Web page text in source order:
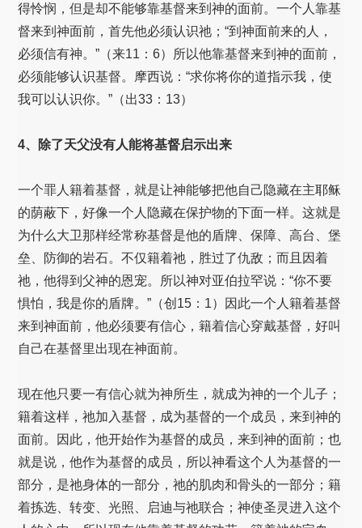
得怜悯，但是却不能够靠基督来到神的面前。一个人靠基
督来到神面前，首先他必须认识祂；“到神面前来的人，
必须信有神。”（来11：6）所以他靠基督来到神的面前，
必须能够认识基督。摩西说：“求你将你的道指示我，使
我可以认识你。”（出33：13）
4、除了天父没有人能将基督启示出来
一个罪人籍着基督，就是让神能够把他自己隐藏在主耶稣
的荫蔽下，好像一个人隐藏在保护物的下面一样。这就是
为什么大卫那样经常称基督是他的盾牌、保障、高台、堡
垒、防御的岩石。不仅籍着祂，胜过了仇敌；而且因着
祂，他得到父神的恩宠。所以神对亚伯拉罕说：“你不要
惧怕，我是你的盾牌。”（创15：1）因此一个人籍着基督
来到神面前，他必须要有信心，籍着信心穿戴基督，好叫
自己在基督里出现在神面前。
现在他只要一有信心就为神所生，就成为神的一个儿子；
籍着这样，祂加入基督，成为基督的一个成员，来到神的
面前。因此，他开始作为基督的成员，来到神的面前；也
就是说，他作为基督的成员，所以神看这个人为基督的一
部分，是祂身体的一部分，祂的肌肉和骨头的一部分；籍
着拣选、转变、光照、启迪与祂联合；神使圣灵进入这个